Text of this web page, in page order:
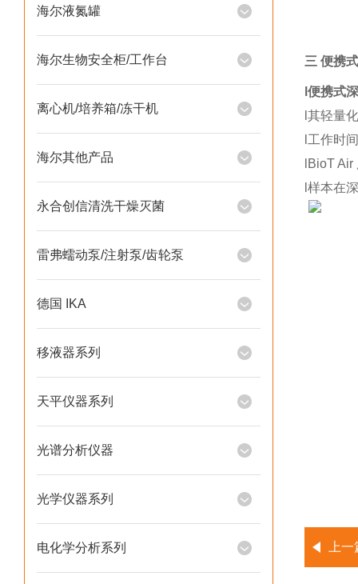
海尔液氮罐
海尔生物安全柜/工作台
离心机/培养箱/冻干机
海尔其他产品
永合创信清洗干燥灭菌
雷弗蠕动泵/注射泵/齿轮泵
德国 IKA
移液器系列
天平仪器系列
光谱分析仪器
光学仪器系列
电化学分析系列
三 便携
便携式
其轻量
工作时
BioT Air
样本在
上